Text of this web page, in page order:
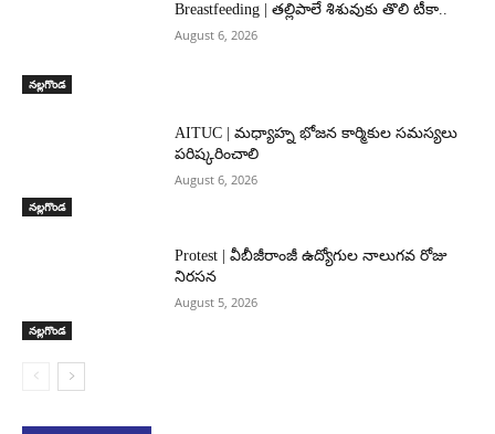
నల్లగొండ
Breastfeeding | తల్లిపాలే శిశువుకు తొలి టీకా..
August 6, 2026
నల్లగొండ
AITUC | మధ్యాహ్న భోజన కార్మికుల సమస్యలు
పరిష్కరించాలి
August 6, 2026
నల్లగొండ
Protest | వీబీజీరాంజీ ఉద్యోగుల నాలుగవ రోజు
నిరసన
August 5, 2026